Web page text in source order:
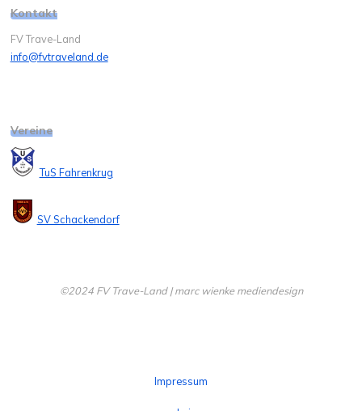
Kontakt
FV Trave-Land
info@fvtraveland.de
Vereine
TuS Fahrenkrug
SV Schackendorf
©2024 FV Trave-Land | marc wienke mediendesign
Impressum